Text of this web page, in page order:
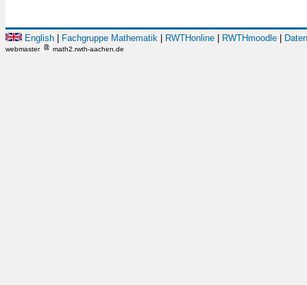
English Fachgruppe Mathematik RWTHonline RWTHmoodle
webmaster math2.rwth-aachen.de